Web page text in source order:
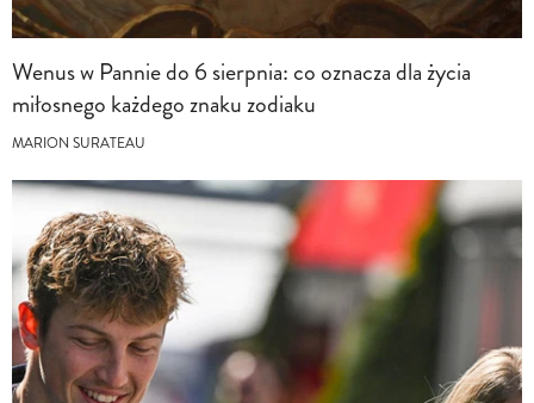
Wenus w Pannie do 6 sierpnia: co oznacza dla życia
miłosnego każdego znaku zodiaku
MARION SURATEAU